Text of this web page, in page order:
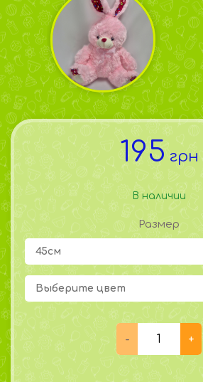
195 грн
В наличии
Размер
45см
Выберите цвет